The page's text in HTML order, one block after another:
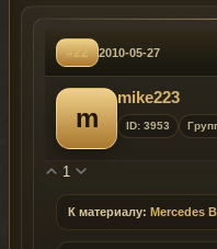
#22 2010-05-27
m
mike223
ID: 3953
1
К материалу: Mercedes